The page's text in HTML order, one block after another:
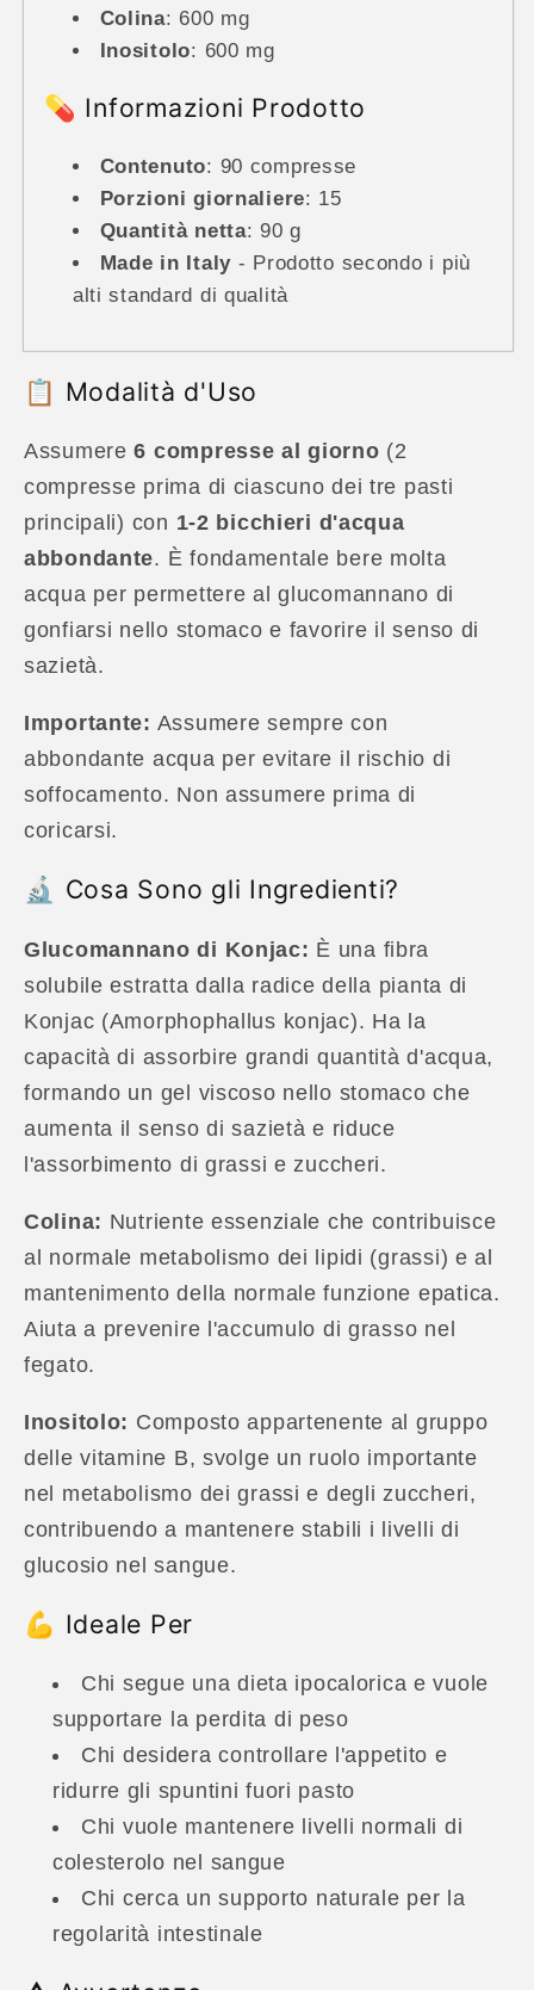
Colina: 600 mg
Inositolo: 600 mg
💊 Informazioni Prodotto
Contenuto: 90 compresse
Porzioni giornaliere: 15
Quantità netta: 90 g
Made in Italy- Prodotto secondo i più
alti standard di qualità
📋 Modalità d'Uso
Assumere6 compresse al giorno (2
compresse prima di ciascuno dei tre pasti
principali) con 1-2 bicchieri d'acqua
abbondante. È fondamentale bere molta
acqua per permettere al glucomannano di
gonfiarsi nello stomaco e favorire il senso di
sazietà.
Importante: Assumere sempre con
abbondante acqua per evitare il rischio di
soffocamento. Non assumere prima di
coricarsi.
🔬 Cosa Sono gli Ingredienti?
Glucomannano di Konjac: È una fibra
solubile estratta dalla radice della pianta di
Konjac (Amorphophallus konjac). Ha la
capacità di assorbire grandi quantità d'acqua,
formando un gel viscoso nello stomaco che
aumenta il senso di sazietà e riduce
l'assorbimento di grassi e zuccheri.
Colina: Nutriente essenziale che contribuisce
al normale metabolismo dei lipidi (grassi) e al
mantenimento della normale funzione epatica.
Aiuta a prevenire l'accumulo di grasso nel
fegato.
Inositolo: Composto appartenente al gruppo
delle vitamine B, svolge un ruolo importante
nel metabolismo dei grassi e degli zuccheri,
contribuendo a mantenere stabili i livelli di
glucosio nel sangue.
💪 Ideale Per
Chi segue una dieta ipocalorica e vuole
supportare la perdita di peso
Chi desidera controllare l'appetito e
ridurre gli spuntini fuori pasto
Chi vuole mantenere livelli normali di
colesterolo nel sangue
Chi cerca un supporto naturale per la
regolarità intestinale